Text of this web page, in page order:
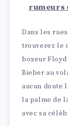
rumeurs
Dans les
trouverez le
boxeur
Bieber au
aucun doute
la palme de
avec sa